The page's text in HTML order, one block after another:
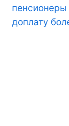
пенсионеры
доплату